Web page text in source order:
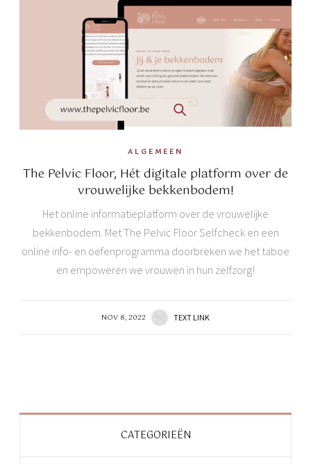
ALGEMEEN
The Pelvic Floor, Hét digitale platform over de
vrouwelijke bekkenbodem!
Het online informatieplatform over de vrouwelijke
bekkenbodem. Met The Pelvic Floor Selfcheck en een
online info- en oefenprogramma doorbreken we het taboe
en empoweren we vrouwen in hun zelfzorg!
NOV 8, 2022 TEXT LINK
CATEGORIEËN